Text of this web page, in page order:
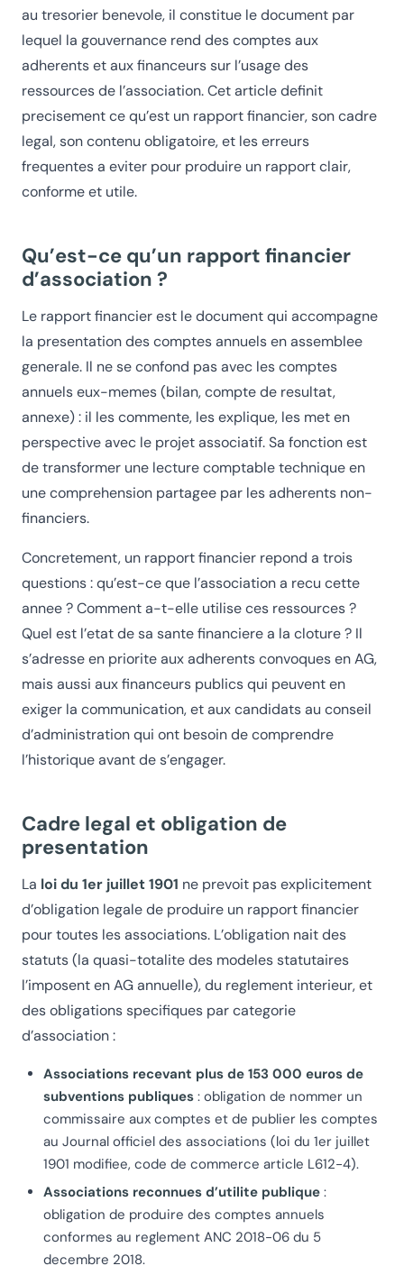
au tresorier benevole, il constitue le document par
lequel la gouvernance rend des comptes aux
adherents et aux financeurs sur l’usage des
ressources de l’association. Cet article definit
precisement ce qu’est un rapport financier, son cadre
legal, son contenu obligatoire, et les erreurs
frequentes a eviter pour produire un rapport clair,
conforme et utile.
Qu’est-ce qu’un rapport financier
d’association ?
Le rapport financier est le document qui accompagne
la presentation des comptes annuels en assemblee
generale. Il ne se confond pas avec les comptes
annuels eux-memes (bilan, compte de resultat,
annexe) : il les commente, les explique, les met en
perspective avec le projet associatif. Sa fonction est
de transformer une lecture comptable technique en
une comprehension partagee par les adherents non-
financiers.
Concretement, un rapport financier repond a trois
questions : qu’est-ce que l’association a recu cette
annee ? Comment a-t-elle utilise ces ressources ?
Quel est l’etat de sa sante financiere a la cloture ? Il
s’adresse en priorite aux adherents convoques en AG,
mais aussi aux financeurs publics qui peuvent en
exiger la communication, et aux candidats au conseil
d’administration qui ont besoin de comprendre
l’historique avant de s’engager.
Cadre legal et obligation de
presentation
La loi du 1er juillet 1901 ne prevoit pas explicitement
d’obligation legale de produire un rapport financier
pour toutes les associations. L’obligation nait des
statuts (la quasi-totalite des modeles statutaires
l’imposent en AG annuelle), du reglement interieur, et
des obligations specifiques par categorie
d’association :
Associations recevant plus de 153 000 euros de
subventions publiques : obligation de nommer un
commissaire aux comptes et de publier les comptes
au Journal officiel des associations (loi du 1er juillet
1901 modifiee, code de commerce article L612-4).
Associations reconnues d’utilite publique :
obligation de produire des comptes annuels
conformes au reglement ANC 2018-06 du 5
decembre 2018.